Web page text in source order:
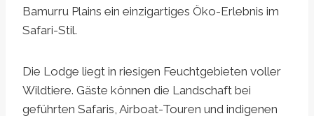
Bamurru Plains ein einzigartiges Öko-Erlebnis im
Safari-Stil.
Die Lodge liegt in riesigen Feuchtgebieten voller
Wildtiere. Gäste können die Landschaft bei
geführten Safaris, Airboat-Touren und indigenen